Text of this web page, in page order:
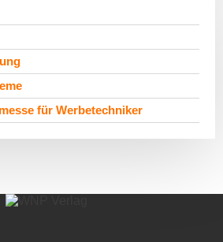
für Werbetechniker